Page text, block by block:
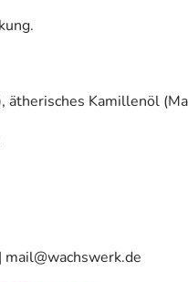
ätherisches Kamillenöl